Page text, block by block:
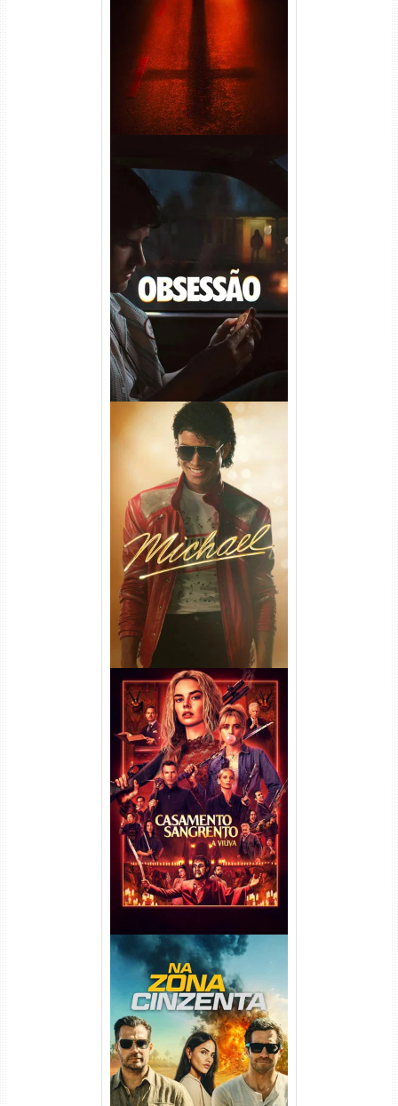
Áudio
Obsessão Torrent (2026)
WEB-DL 1080p/4K Dual
Áudio
Michael Torrent (2026) WEB-
DL 1080p/4K Dual Áudio
Casamento Sangrento: A
Viúva Torrent (2026) WEB-DL
720p/1080p/4K Dual Áudio
Na Zona Cinzenta Torrent
(2026) WEB-DL 1080p/4K
Dual Áudio